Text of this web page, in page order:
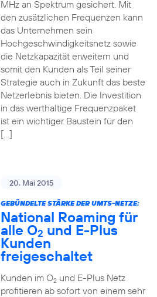
MHz an Spektrum gesichert. Mit
den zusätzlichen Frequenzen kann
das Unternehmen sein
Hochgeschwindigkeitsnetz sowie
die Netzkapazität erweitern und
somit den Kunden als Teil seiner
Strategie auch in Zukunft das beste
Netzerlebnis bieten. Die Investition
in das werthaltige Frequenzpaket
ist ein wichtiger Baustein für den
[…]
20. Mai 2015
GEBÜNDELTE STÄRKE DER UMTS-NETZE:
National Roaming für
alle O2 und E-Plus
Kunden
freigeschaltet
Kunden im O2und E-Plus Netz
profitieren ab sofort von einem sehr